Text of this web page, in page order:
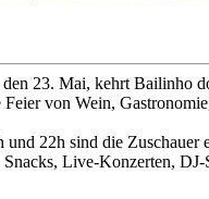
den 23. Mai, kehrt Bailinho
von Wein,
und 22h sind die Zuschauer
Live-Konzerten, DJ-